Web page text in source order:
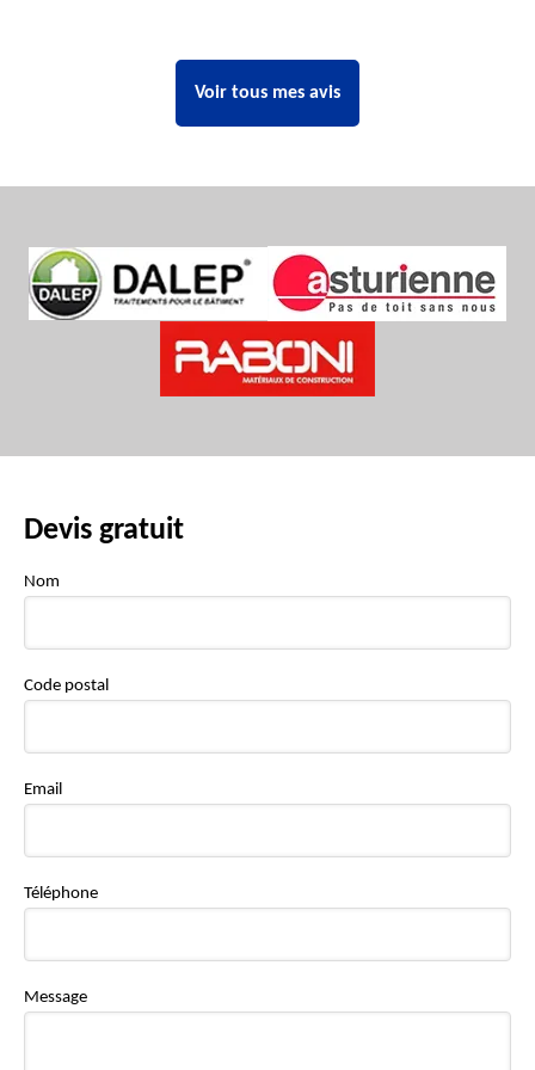
Voir tous mes avis
Devis gratuit
Nom
Code postal
Email
Téléphone
Message